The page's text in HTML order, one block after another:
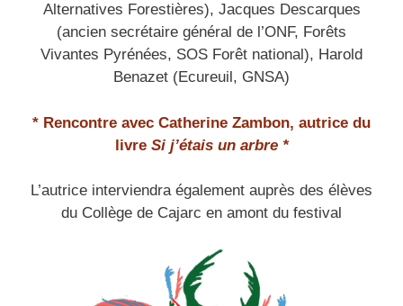
Alternatives Forestières), Jacques Descarques
(ancien secrétaire général de l’ONF, Forêts
Vivantes Pyrénées, SOS Forêt national), Harold
Benazet (Ecureuil, GNSA)
* Rencontre avec Catherine Zambon, autrice du
livre Si j’étais un arbre *
L’autrice interviendra également auprès des élèves
du Collège de Cajarc en amont du festival